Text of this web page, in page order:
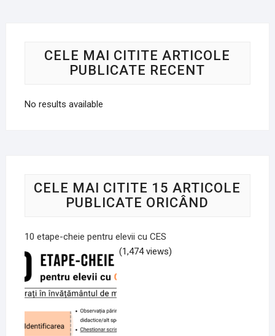
CELE MAI CITITE ARTICOLE
PUBLICATE RECENT
No results available
CELE MAI CITITE 15 ARTICOLE
PUBLICATE ORICÂND
10 etape-cheie pentru elevii cu CES
(1,474 views)